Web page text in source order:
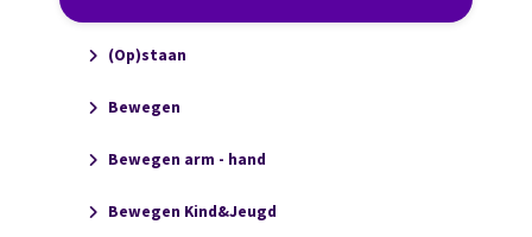
(Op)staan
Bewegen
Bewegen arm - hand
Bewegen Kind&Jeugd